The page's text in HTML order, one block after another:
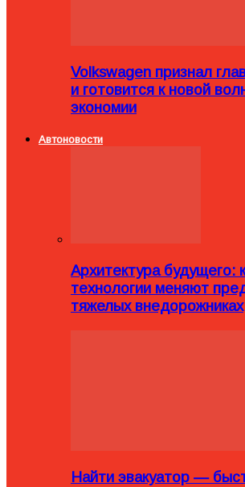
Volkswagen признал
и готовится к новой
экономии
Автоновости
Архитектура будущего:
технологии меняют
тяжелых внедорожниках
Найти эвакуатор —